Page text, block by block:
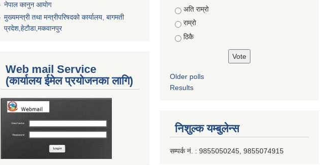
नेपाल कानुन आयोग
मुख्यमन्त्री तथा मन्त्रीपरिषदको कार्यालय, बागमती
प्रदेश,हेटाैडा,मकवानपुर
Web mail Service
(कार्यालय ईमेल प्रयोजनका लागि)
Choices
अति राम्रो
राम्रो
ठिकै
Older polls
Results
निशुल्क यम्बुलेन्स
सम्पर्क नं. : 9855050245, 9855074915